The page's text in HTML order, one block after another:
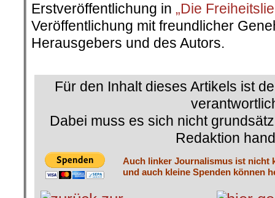
Erstveröffentlichung in „Die
Veröffentlichung mit freundlicher
Herausgebers und des Autors.
Für den Inhalt dieses Artikels ist
Dabei muss es sich nicht
Redaktion
Auch linker Journalismus ist nicht
und auch kleine Spenden können